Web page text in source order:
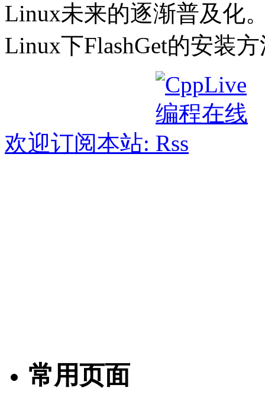
Linux未来的逐渐普及化
Linux下FlashGet的安装
欢迎订阅本站:
常用页面